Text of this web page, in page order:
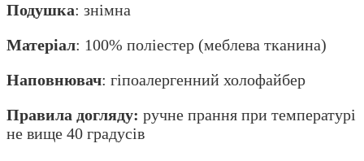
Подушка: знімна
Матеріал: 100% поліестер (меблева тканина)
Наповнювач: гіпоалергенний холофайбер
Правила догляду: ручне прання при температурі
не вище 40 градусів